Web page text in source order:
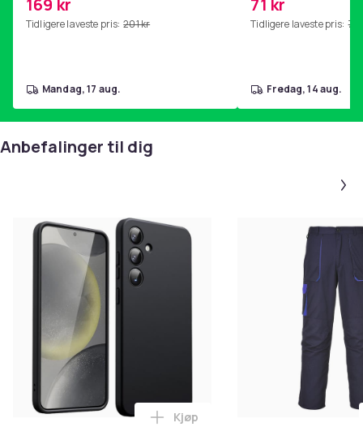
hjemmegymnastikk Pink
169 kr
Tidligere laveste pris: 201 kr
mandag, 17 aug.
71 kr
Tidligere laveste pris: 76
fredag, 14 aug.
Anbefalinger til dig
Legg Samsung S24 matt svart
Kjøp